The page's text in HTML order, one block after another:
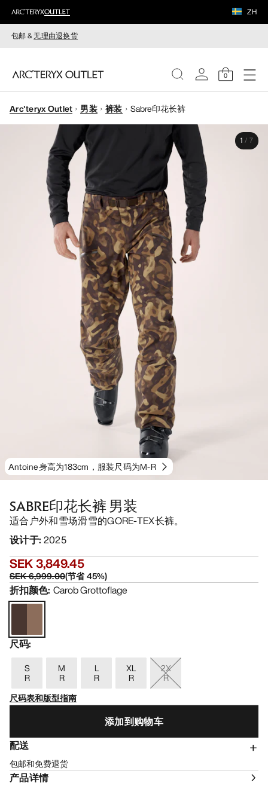
ZH
包邮 &无理由退换货
0
女装
Arc'teryx Outlet 男装 裤装 Sabre印花长裤
Antoine身高为183cm，服装尺码为M-R
1 / 7
SABRE印花长裤 男装
适合户外和雪场滑雪的GORE-TEX长裤。
设计于: 2025
SEK 3,849.45
SEK 6,999.00(节省45%)
折扣颜色: Carob Grottoflage
尺码:
S
R
M
R
L
R
XL
R
2X
R
尺码表和版型指南
添加到购物车
配送
包邮和免费退货
产品详情